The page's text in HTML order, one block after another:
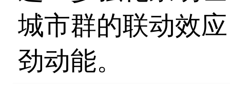
城市群的联动效
劲动能。